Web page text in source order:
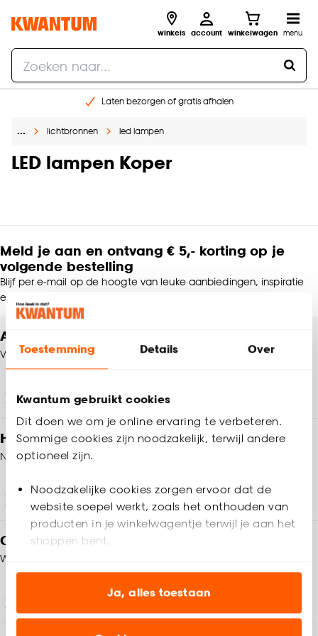
Toestemming Details Over
Kwantum gebruikt cookies
Dit doen we om je online ervaring te verbeteren.
Sommige cookies zijn noodzakelijk, terwijl andere
optioneel zijn.
Noodzakelijke cookies zorgen ervoor dat de
website soepel werkt, zoals het onthouden van
producten in je winkelwagentje terwijl je aan het
shoppen bent.
Analytische cookies (optioneel) helpen ons de
website te verbeteren voor jou en al onze andere
Ja, alles toestaan
winkels account winkelwagen menu
Laten bezorgen of gratis afhalen
Gratis raam advies en opmeten aan huis
… lichtbronnen led lampen
LED lampen Koper
Meld je aan en ontvang € 5,- korting op je
volgende bestelling
Blijf per e-mail op de hoogte van leuke aanbiedingen, inspiratie
en meer!
Altijd een winkel in de buurt
Vind jouw Kwantum winkel
Winkels en openingstijden
Heb je vragen?
Neem contact op met onze klantenservice
Klantenservice
Op zoek naar inspiratie?
We helpen je graag!